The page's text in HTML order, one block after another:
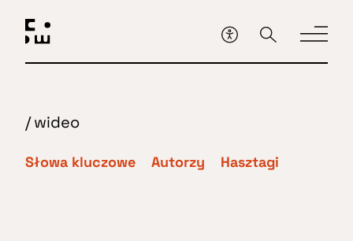
głównej
treści
/wideo
Słowa kluczowe Autorzy Hasztagi